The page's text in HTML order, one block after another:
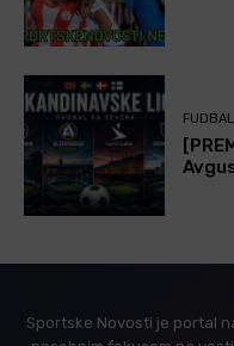
FUDBAL
Sportske Novosti je portal